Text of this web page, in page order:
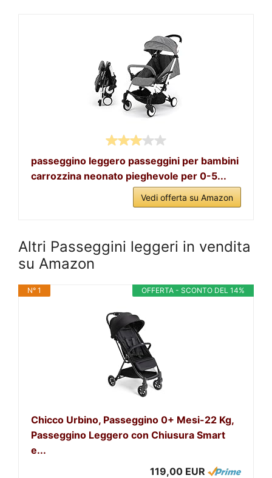
passeggino leggero passeggini per bambini
carrozzina neonato pieghevole per 0-5...
Vedi offerta su Amazon
Altri Passeggini leggeri in vendita
su Amazon
OFFERTA - SCONTO DEL 14%
N° 1
Chicco Urbino, Passeggino 0+ Mesi-22 Kg,
Passeggino Leggero con Chiusura Smart
e...
119,00 EUR